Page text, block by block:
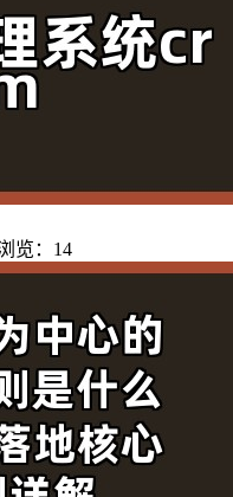
览：14